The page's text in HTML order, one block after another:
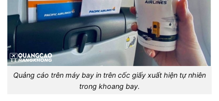
Quảng cáo trên máy bay in trên cốc giấy xuất hiện tự nhiên
trong khoang bay.